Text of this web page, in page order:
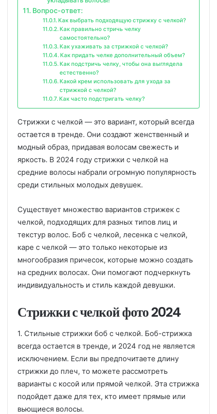
Вопрос-ответ:
Как выбрать подходящую стрижку с челкой?
Как правильно стричь челку
самостоятельно?
Как ухаживать за стрижкой с челкой?
Как придать челке дополнительный объем?
Как подстричь челку, чтобы она выглядела
естественно?
Какой крем использовать для ухода за
стрижкой с челкой?
Как часто подстригать челку?
Стрижки с челкой — это вариант, который всегда
остается в тренде. Они создают женственный и
модный образ, придавая волосам свежесть и
яркость. В 2024 году стрижки с челкой на
средние волосы набрали огромную популярность
среди стильных молодых девушек.
Существует множество вариантов стрижек с
челкой, подходящих для разных типов лиц и
текстур волос. Боб с челкой, лесенка с челкой,
каре с челкой — это только некоторые из
многообразия причесок, которые можно создать
на средних волосах. Они помогают подчеркнуть
индивидуальность и стиль каждой девушки.
Стрижки с челкой фото 2024
1. Стильные стрижки боб с челкой. Боб-стрижка
всегда остается в тренде, и 2024 год не является
исключением. Если вы предпочитаете длину
стрижки до плеч, то можете рассмотреть
варианты с косой или прямой челкой. Эта стрижка
подойдет даже для тех, кто имеет прямые или
вьющиеся волосы.